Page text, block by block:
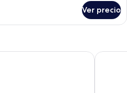
Ver precio
Hotel